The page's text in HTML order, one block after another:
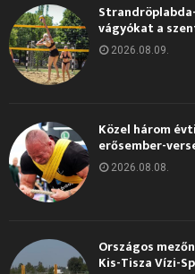
vágyókat a
2026.08.09.
Közel három
erősember-
2026.08.08.
Országos
Kis-Tisza Vízi-